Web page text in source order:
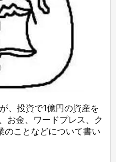
、投資で1億円の資産を
お金、ワードプレス、ク
のことなどについて書い